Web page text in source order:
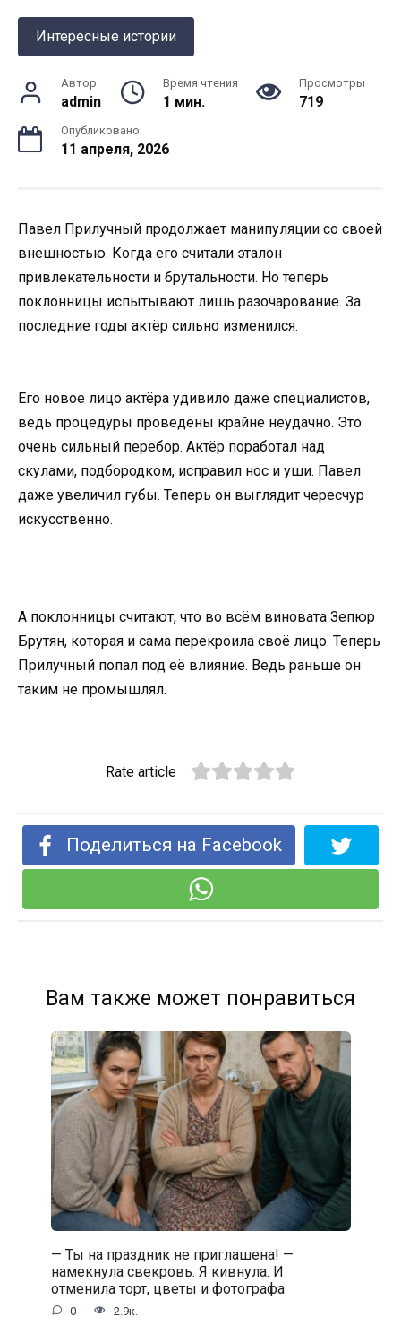
Интересные истории
Автор
admin
Время чтения
1 мин.
Просмотры
719
Опубликовано
11 апреля, 2026
Павел Прилучный продолжает манипуляции со своей
внешностью. Когда его считали эталон
привлекательности и брутальности. Но теперь
поклонницы испытывают лишь разочарование. За
последние годы актёр сильно изменился.
Его новое лицо актёра удивило даже специалистов,
ведь процедуры проведены крайне неудачно. Это
очень сильный перебор. Актёр поработал над
скулами, подбородком, исправил нос и уши. Павел
даже увеличил губы. Теперь он выглядит чересчур
искусственно.
А поклонницы считают, что во всём виновата Зепюр
Брутян, которая и сама перекроила своё лицо. Теперь
Прилучный попал под её влияние. Ведь раньше он
таким не промышлял.
Rate article
Поделиться на Facebook
Вам также может понравиться
— Ты на праздник не приглашена! —
намекнула свекровь. Я кивнула. И
отменила торт, цветы и фотографа
0 2.9к.